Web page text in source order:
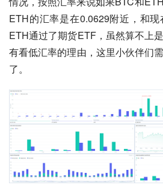
ETH的汇率是在0.0629附近，和
ETH通过了期货ETF，虽然算不上
有看低汇率的理由，这里小伙伴们
了。